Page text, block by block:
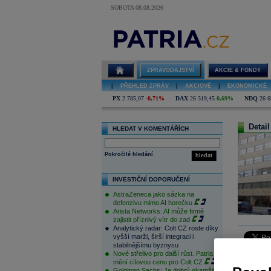
SOBOTA 08.08.2026
ZPRAVODAJSTVÍ AKCIE & FONDY
PŘEHLED ZPRÁV AKCIOVÉ EKONOMICKÉ
PX 2 785,07 -0,71% DAX 26 319,45 0,69% NDQ 26
HLEDAT V KOMENTÁŘÍCH
hledat
Pokročilé hledání
INVESTIČNÍ DOPORUČENÍ
AstraZeneca jako sázka na
defenzivu mimo AI horečku
Arista Networks: AI může firmě
zajistit příznivý vítr do zad
Analytický radar: Colt CZ roste díky
vyšší marži, širší integraci i
stabilnějšímu byznysu
Nové střelivo pro další růst. Patria
mění cílovou cenu pro Colt CZ